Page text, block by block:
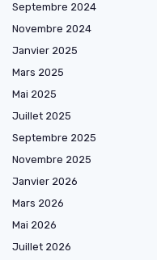
Septembre 2024
Novembre 2024
Janvier 2025
Mars 2025
Mai 2025
Juillet 2025
Septembre 2025
Novembre 2025
Janvier 2026
Mars 2026
Mai 2026
Juillet 2026